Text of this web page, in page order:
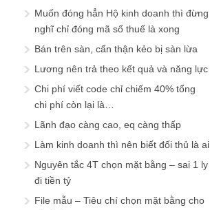
Muốn đóng hẳn Hộ kinh doanh thì đừng
nghĩ chỉ đóng mã số thuế là xong
Bán trên sàn, cẩn thận kẻo bị sàn lừa
Lương nên trả theo kết quả và năng lực
Chi phí viết code chỉ chiếm 40% tổng
chi phí còn lại là…
Lãnh đạo càng cao, eq càng thấp
Làm kinh doanh thì nên biết đối thủ là ai
Nguyên tắc 4T chọn mặt bằng – sai 1 ly
đi tiền tỷ
File mẫu – Tiêu chí chọn mặt bằng cho